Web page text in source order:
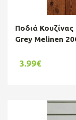
Ποδιά
Grey Melinen
3.99€